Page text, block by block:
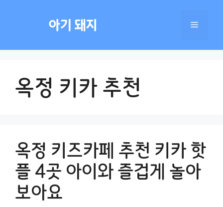
아기 돼지 메
옥정 키카 추천
옥정 키즈카페 추천 키카 핫
플 4곳 아이와 즐겁게 놀아
보아요